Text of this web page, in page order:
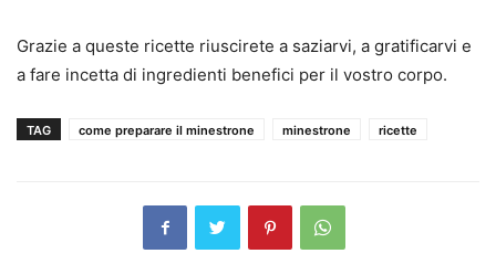
Grazie a queste ricette riuscirete a saziarvi, a gratificarvi e
a fare incetta di ingredienti benefici per il vostro corpo.
TAG come preparare il minestrone minestrone ricette